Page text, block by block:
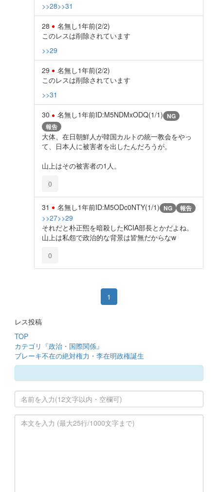
>>28>>31
28 名無し1年前(2/2)
このレスは削除されています
>>29
29 名無し1年前(2/2)
このレスは削除されています
>>31
30 名無し1年前ID:M5NDMxODQ(1/1) NG
報告
大体、在日朝鮮人が韓国カルトの統一教会をやっ
て、日本人に被害者を出したんだろうが。
山上はその被害者の1人。
0
31 名無し1年前ID:M5ODc0NTY(1/1) NG 報告
>>27>>29
それだと朴正煕を暗殺したKCIA部長とかだよね。
山上は私怨で政治的な背景は皆無だからなw
0
1
レス投稿
TOP
カテゴリ『政治・国際関係』
ブレーキ不在の絶対権力・李在明政権誕生